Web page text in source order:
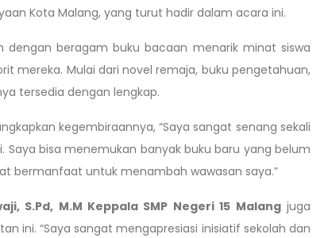
Kota Malang, yang turut hadir dalam acara ini.
dengan beragam buku bacaan menarik minat siswa
mereka. Mulai dari novel remaja, buku pengetahuan,
tersedia dengan lengkap.
kegembiraannya, “Saya sangat senang sekali
Saya bisa menemukan banyak buku baru yang belum
bermanfaat untuk menambah wawasan saya.”
S.Pd, M.M Keppala SMP Negeri 15 Malangjuga
ini. “Saya sangat mengapresiasi inisiatif sekolah dan